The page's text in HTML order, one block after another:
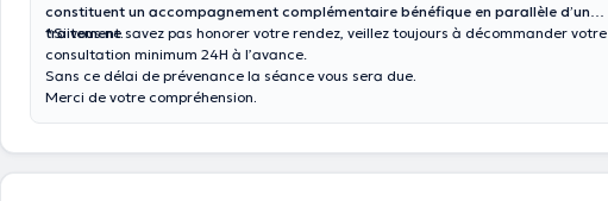
constituent un accompagnement complémentaire bénéfique en parallèle d’un
traitement.
*Si vous ne savez pas honorer votre rendez, veillez toujours à décommander votre
consultation minimum 24H à l’avance.
Sans ce délai de prévenance la séance vous sera due.
Merci de votre compréhension.